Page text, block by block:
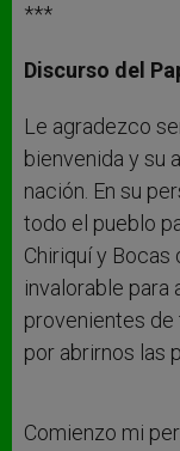
***
Discurso del
Le agradezco
bienvenida y su
nación. En su
todo el pueblo
Chiriquí y Bocas
invalorable para
provenientes de
por abrirnos las
Comienzo mi